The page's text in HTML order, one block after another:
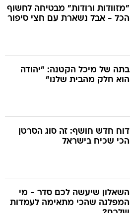
"מזוודות ורודות" מבטיחה לחשוף
הכל - אבל נשארת עם חצי סיפור
בתה של מיכל הקטנה: "יהודה
הוא חלק מהבית שלנו"
דוח חדש חושף: זה סוג הסרטן
הכי שכיח בישראל
השאלון שיעשה לכם סדר - מי
המפלגה שהכי מתאימה לעמדות